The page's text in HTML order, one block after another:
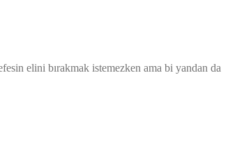
elini bırakmak istemezken ama bi yandan da